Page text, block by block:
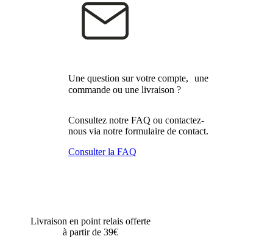
Une question sur votre compte, une
commande ou une livraison ?
Consultez notre FAQ ou contactez-
nous via notre formulaire de contact.
Consulter la FAQ
Livraison en point relais offerte
à partir de 39€